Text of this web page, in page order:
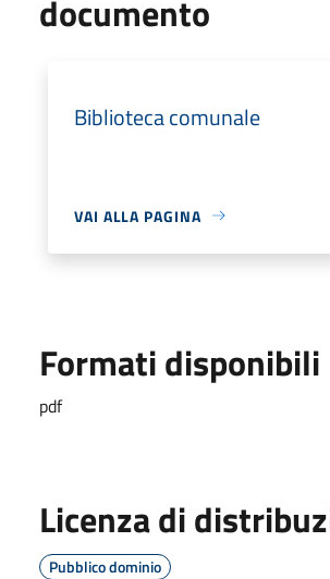
documento
Biblioteca comunale
VAI ALLA PAGINA
Formati disponibili
pdf
Licenza di
Pubblico dominio